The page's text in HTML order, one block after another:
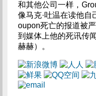
和其他公司一样，
像马克·吐温在读他
oupon死亡的报道被
到媒体上他的死讯传
赫赫）。